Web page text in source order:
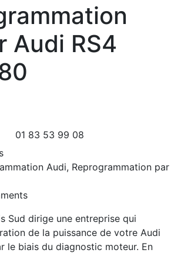
Audi RS4
01 83 53 99 08
Audi, Reprogrammation par
Sud dirige une entreprise qui
de la puissance de votre Audi
le biais du diagnostic moteur. En